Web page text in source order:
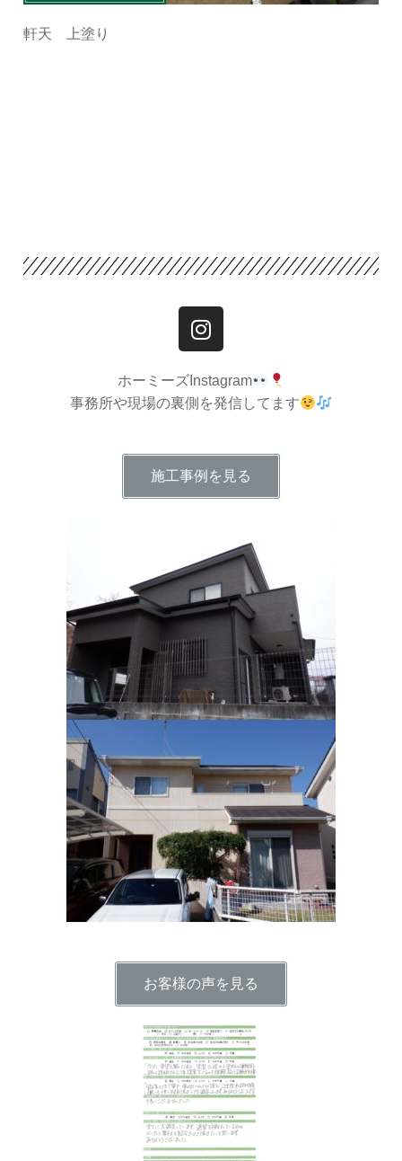
軒天 上塗り
ホーミーズInstagram
事務所や現場の裏側を発信してます
施工事例を見る
お客様の声を見る